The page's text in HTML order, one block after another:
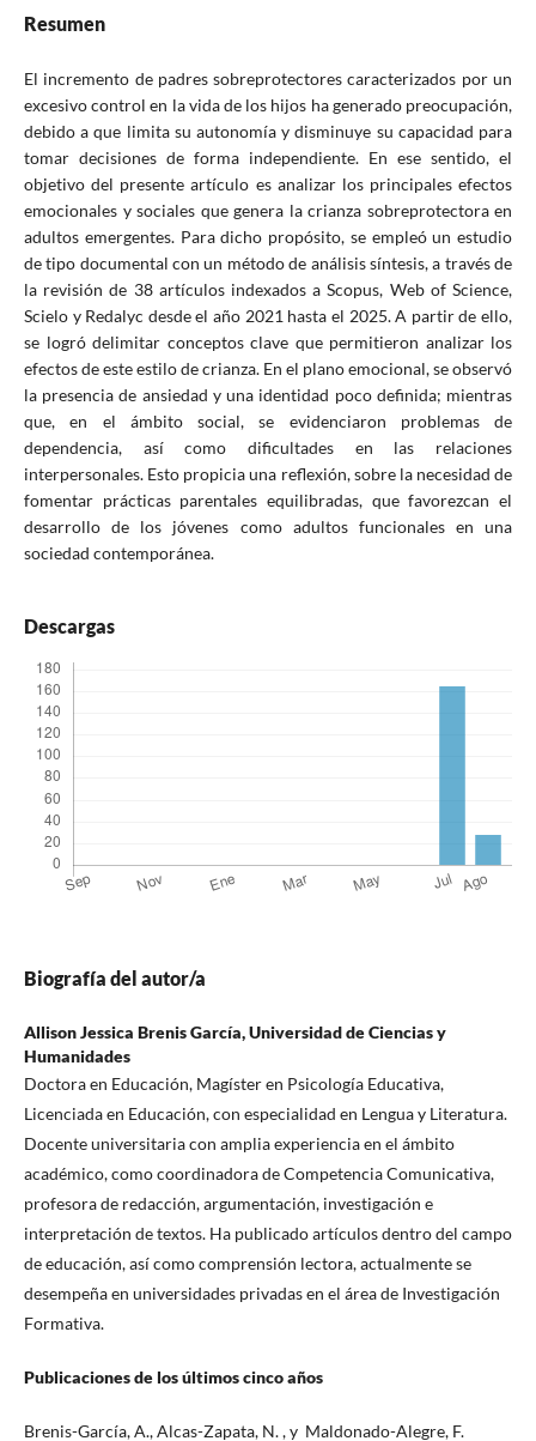
Resumen
El incremento de padres sobreprotectores caracterizados por un
excesivo control en la vida de los hijos ha generado preocupación,
debido a que limita su autonomía y disminuye su capacidad para
tomar decisiones de forma independiente. En ese sentido, el
objetivo del presente artículo es analizar los principales efectos
emocionales y sociales que genera la crianza sobreprotectora en
adultos emergentes. Para dicho propósito, se empleó un estudio
de tipo documental con un método de análisis síntesis, a través de
la revisión de 38 artículos indexados a Scopus, Web of Science,
Scielo y Redalyc desde el año 2021 hasta el 2025. A partir de ello,
se logró delimitar conceptos clave que permitieron analizar los
efectos de este estilo de crianza. En el plano emocional, se observó
la presencia de ansiedad y una identidad poco definida; mientras
que, en el ámbito social, se evidenciaron problemas de
dependencia, así como dificultades en las relaciones
interpersonales. Esto propicia una reflexión, sobre la necesidad de
fomentar prácticas parentales equilibradas, que favorezcan el
desarrollo de los jóvenes como adultos funcionales en una
sociedad contemporánea.
Descargas
Biografía del autor/a
Allison Jessica Brenis García,Universidad de Ciencias y
Humanidades
Doctora en Educación, Magíster en Psicología Educativa,
Licenciada en Educación, con especialidad en Lengua y Literatura.
Docente universitaria con amplia experiencia en el ámbito
académico, como coordinadora de Competencia Comunicativa,
profesora de redacción, argumentación, investigación e
interpretación de textos. Ha publicado artículos dentro del campo
de educación, así como comprensión lectora, actualmente se
desempeña en universidades privadas en el área de Investigación
Formativa.
Publicaciones de los últimos cinco años
Brenis-García, A., Alcas-Zapata, N. , y Maldonado-Alegre, F.